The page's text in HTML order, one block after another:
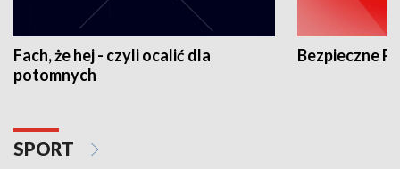
Fach, że hej - czyli ocalić dla
potomnych
Bezpieczne
SPORT